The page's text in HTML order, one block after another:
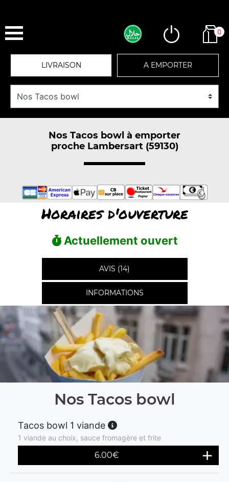
0
LIVRAISON A EMPORTER
Nos Tacos bowl à emporter
proche Lambersart (59130)
Horaires d'ouverture
Actuellement ouvert
AVIS (14)
INFORMATIONS
Nos Tacos bowl
Tacos bowl 1 viande
1 viande au choix, sauce fromagère et frite
6.00€